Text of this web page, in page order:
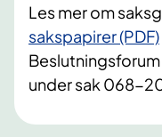
Les mer om
sakspapirer (PDF)
under sak 068-